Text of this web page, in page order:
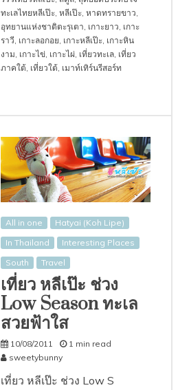
ทะเลไทยหลีเป๊ะ, หลีเป๊ะ, หาดทรายขาว,
อุทยานแห่งชาติตะรุเตา, เกาะยาว, เกาะ
ราวี, เกาะลอกอย, เกาะหลีเป๊ะ, เกาะหิน
งาม, เกาะไข่, เกาะไผ่, เที่ยวทะเล, เที่ยว
ภาคใต้, เที่ยวใต้, เมาท์เทิร์นรีสอร์ท
All in one
Hatyai (Koh Lipe)
In Thailand
Interesting Places
South
Travel
เที่ยว หลีเป๊ะ ช่วง
Low Season ทะเล
สวยฟ้าใส
10/08/2011
1 min read
sweetybunny
เที่ยว หลีเป๊ะ ช่วง Low S